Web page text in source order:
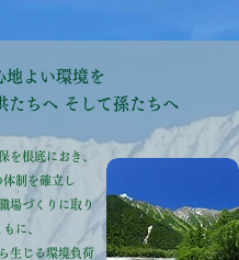
心地よい環境を
ちへ そして孫たちへ
を根底におき、
制を確立し
場づくりに取り
に、
生じる環境負荷